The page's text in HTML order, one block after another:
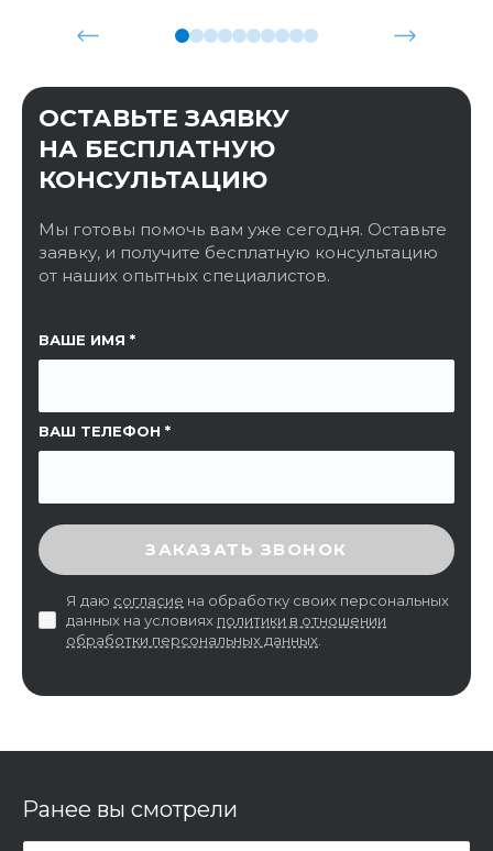
ОСТАВЬТЕ ЗАЯВКУ
НА БЕСПЛАТНУЮ
КОНСУЛЬТАЦИЮ
Мы готовы помочь вам уже сегодня. Оставьте
заявку, и получите бесплатную консультацию
от наших опытных специалистов.
ВАШЕ ИМЯ
ВАШ ТЕЛЕФОН
ССЫЛКА НА СТРАНИЦУ
ВВЕДИТЕ ПРОВЕРОЧНЫЙ КОД
ЗАКАЗАТЬ ЗВОНОК
Я даю согласие на обработку своих персональных
данных на условиях политики в отношении
обработки персональных данных
Ранее вы смотрели